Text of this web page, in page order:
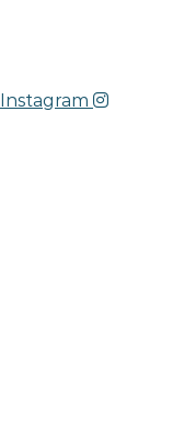
Instagram